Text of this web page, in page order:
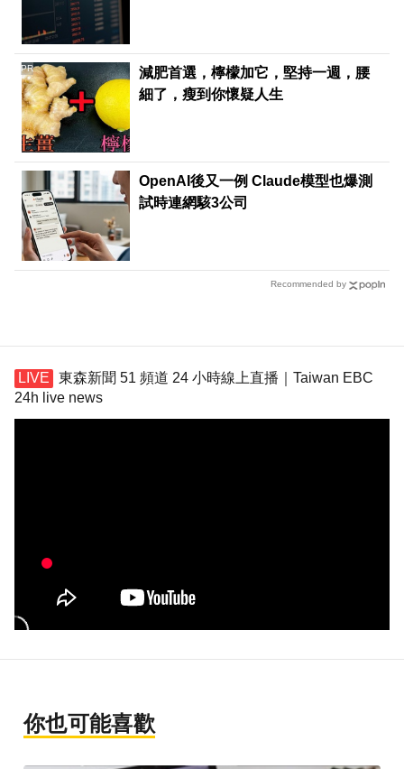
減肥首選，檸檬加它，堅持一週，腰
細了，瘦到你懷疑人生
PR
OpenAI後又一例 Claude模型也爆測
試時連網駭3公司
Recommended by
東森新聞 51 頻道 24 小時線上直播｜Taiwan EBC
24h live news
你也可能喜歡